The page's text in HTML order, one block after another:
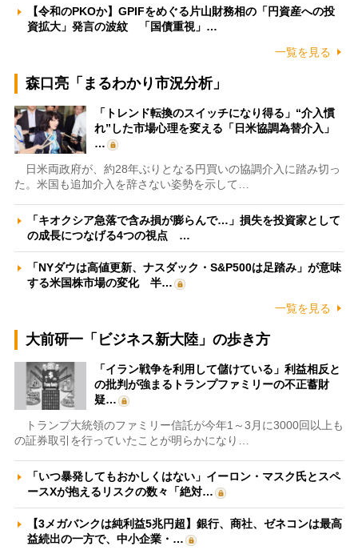
【令和のPKOか】GPIFをめぐる片山財務相の「円資産への投
資拡大」発言の波紋 「国債重視」…
一覧を見る
森口亮「まるわかり市況分析」
「トレンド転換のスイッチになり得る」“介入慣
れ”した市場心理を変える「日米協調為替介入」
…
日米両政府が、約28年ぶりとなる円買いの協調介入に踏み切っ
た。米国も追加介入を辞さない姿勢を示して…
「キオクシア急落で含み損が膨らんで…」損失を投資家として
の成長につなげる4つの視点 …
「NYダウは高値更新、ナスダック・S&P500は足踏み」が意味
する米国株市場の変化 半…
一覧を見る
大前研一「ビジネス新大陸」の歩き方
「イラン戦争を利用して儲けている」利益相反と
の批判が強まるトランプファミリーの不正蓄財
疑…
トランプ大統領のファミリー信託が今年1～3月に3000回以上も
の証券取引を行っていたことが明らかになり…
「いつ暴発してもおかしくはない」イーロン・マスク氏とスペ
ースXが抱えるリスクの数々「絶対…
【3メガバンクは純利益5兆円超】銀行、商社、ゼネコンは最高
益続出の一方で、中小企業・…